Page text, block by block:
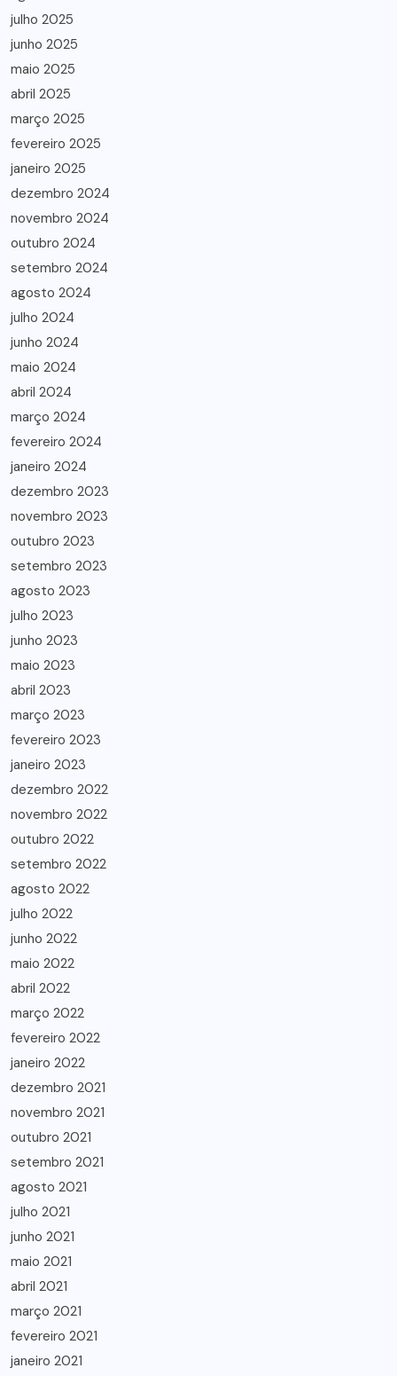
julho 2025
junho 2025
maio 2025
abril 2025
março 2025
fevereiro 2025
janeiro 2025
dezembro 2024
novembro 2024
outubro 2024
setembro 2024
agosto 2024
julho 2024
junho 2024
maio 2024
abril 2024
março 2024
fevereiro 2024
janeiro 2024
dezembro 2023
novembro 2023
outubro 2023
setembro 2023
agosto 2023
julho 2023
junho 2023
maio 2023
abril 2023
março 2023
fevereiro 2023
janeiro 2023
dezembro 2022
novembro 2022
outubro 2022
setembro 2022
agosto 2022
julho 2022
junho 2022
maio 2022
abril 2022
março 2022
fevereiro 2022
janeiro 2022
dezembro 2021
novembro 2021
outubro 2021
setembro 2021
agosto 2021
julho 2021
junho 2021
maio 2021
abril 2021
março 2021
fevereiro 2021
janeiro 2021